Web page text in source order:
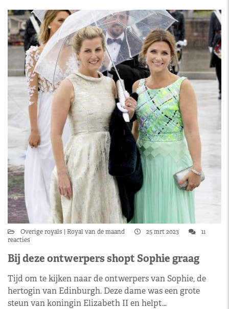
Overige royals Royal van de maand 25 mrt 2023
11
reacties
Bij deze ontwerpers shopt Sophie graag
Tijd om te kijken naar de ontwerpers van Sophie, de
hertogin van Edinburgh. Deze dame was een grote
steun van koningin Elizabeth II en helpt…